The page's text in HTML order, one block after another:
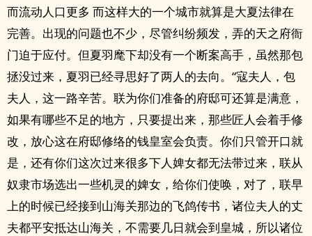
而流动人口更多 而这样大的一个城市就算是大夏法律在
完善。出现的问题也不少，尽管纠纷频发，弄的天之府衙
门迫于应付。但夏羽麾下却没有一个断案高手，虽然那包
拯没过来，夏羽已经寻思好了两人的去向。“寇夫人，包
夫人，这一路辛苦。联为你们准备的府邸可还算是满意，
如果有哪些不足的地方，只要提出来，那些匠人会着手修
改，放心这在府邸修络的钱皇室会负责。你们只管开口就
是，还有你们这次过来很多下人婢女都无法带过来，联从
奴隶市场选出一些机灵的婢女，给你们使唤，对了，联早
上的时候已经接到山海关那边的飞鸽传书，诸位夫人的丈
夫都平安抵达山海关，不需要几日就会到皇城，所以诸位